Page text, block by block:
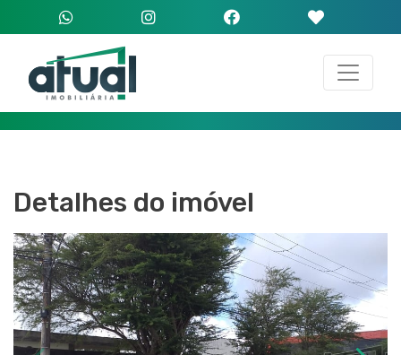
Detalhes do imóvel